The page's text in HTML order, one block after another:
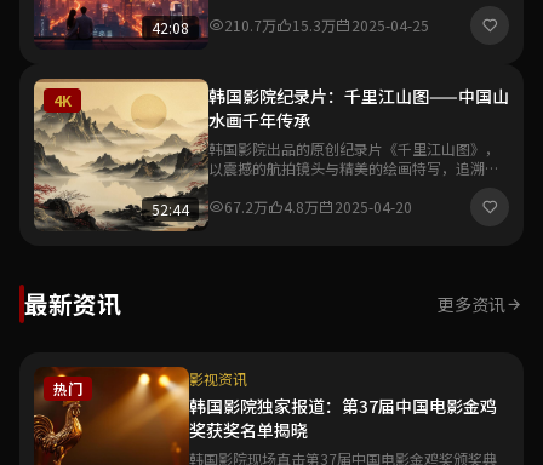
42:08
强烈共鸣。
210.7万 15.3万 2025-04-25
4K
52:44
韩国影院纪录片：千里江山图——中国山
水画千年传承
韩国影院出品的原创纪录片《千里江山图》，
以震撼的航拍镜头与精美的绘画特写，追溯中
展现东方美学的独特魅力。
67.2万 4.8万 2025-04-20
最新资讯 更多资讯
热门 影视资讯
韩国影院独家报道：第37届中国电影金鸡
奖获奖名单揭晓
韩国影院现场直击第37届中国电影金鸡奖颁奖典